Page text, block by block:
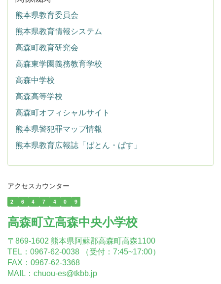
熊本県教育委員会
熊本県教育情報システム
高森町教育研究会
高森東学園義務教育学校
高森中学校
高森高等学校
高森町オフィシャルサイト
熊本県警犯罪マップ情報
熊本県教育広報誌「ばとん・ぱす」
アクセスカウンター
2 6 4 7 4 0 9
高森町立高森中央小学校
〒869-1602 熊本県阿蘇郡高森町高森1100
TEL：0967-62-0038 （受付：7:45~17:00）
FAX：0967-62-3368
MAIL：chuou-es@tkbb.jp